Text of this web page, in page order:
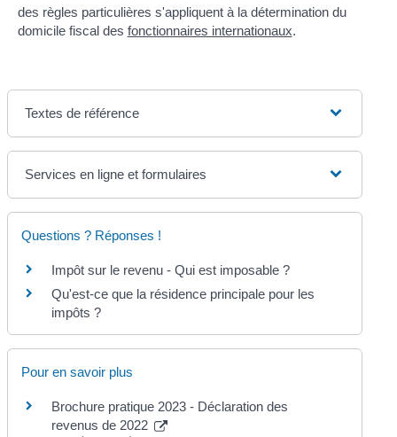
des règles particulières s'appliquent à la détermination du
domicile fiscal des fonctionnaires internationaux.
Textes de référence
Services en ligne et formulaires
Questions ? Réponses !
Impôt sur le revenu - Qui est imposable ?
Qu'est-ce que la résidence principale pour les
impôts ?
Pour en savoir plus
Brochure pratique 2023 - Déclaration des
revenus de 2022